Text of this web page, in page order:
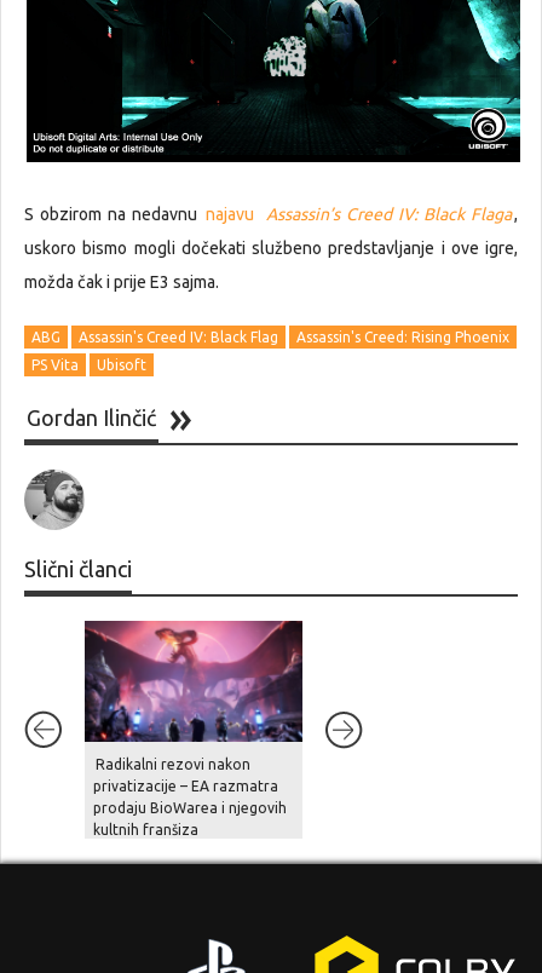
S obzirom na nedavnu najavu Assassin’s Creed IV: Black Flaga,
uskoro bismo mogli dočekati službeno predstavljanje i ove igre,
možda čak i prije E3 sajma.
ABG Assassin's Creed IV: Black Flag
Assassin's Creed: Rising Phoenix
PS Vita
Ubisoft
Gordan Ilinčić
Slični članci
Radikalni rezovi nakon
privatizacije – EA razmatra
prodaju BioWarea i njegovih
kultnih franšiza